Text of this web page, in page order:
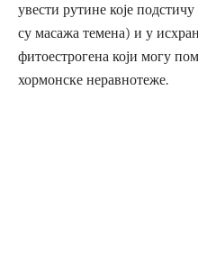
увести рутине које
су масажа темена) и у
фитоестрогена који могу
хормонске неравнотеже.